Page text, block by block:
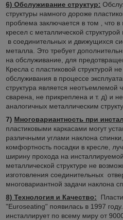
6) Обслуживание структур:
структуры намного дороже
проблема заключается в том , что в
кресел с металлической
в соединительных и движущихся
металла. Это требует
на обслуживание, для
Кресла с пластиковой структурой
обслуживания в процессе
структура является неотъемлемой
сварена, не прикреплена и т. д) и
аналогичных металлическим
7) Многовариантность при
пластиковыми каркасами могут
различными углами наклона
комфортность посадки в кресле,
ширину прохода на
металлической структуре не
изготовления соединительных
многовариантной задачи наклона
8) Технология и Качество:
"Euroseating" появилась в 1997
инсталлирует по всему миру от